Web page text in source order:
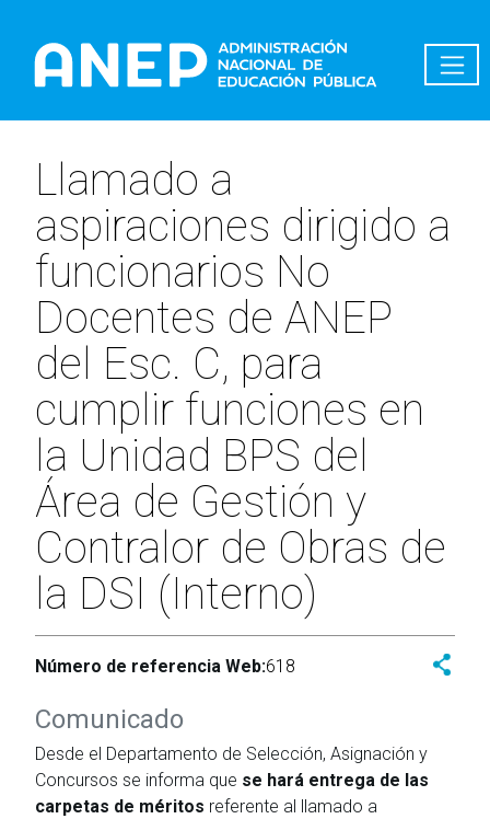
Llamado a
aspiraciones dirigido a
funcionarios No
Docentes de ANEP
del Esc. C, para
cumplir funciones en
la Unidad BPS del
Área de Gestión y
Contralor de Obras de
la DSI (Interno)
Número de referencia Web:618
Comunicado
Desde el Departamento de Selección, Asignación y
Concursos se informa que se hará entrega de las
carpetas de méritos referente al llamado a